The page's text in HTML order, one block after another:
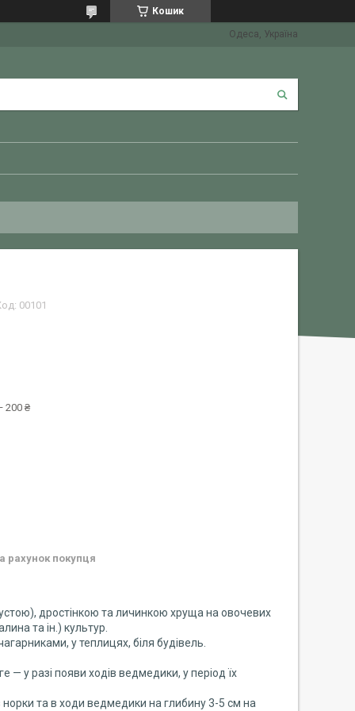
Кошик
Одеса, Україна
00101
200 ₴
рахунок покупця
дростінкою та личинкою хруща на овочевих
та ін.) культур.
у теплицях, біля будівель.
— у разі появи ходів ведмедики, у період їх
та в ходи ведмедики на глибину 3-5 см на